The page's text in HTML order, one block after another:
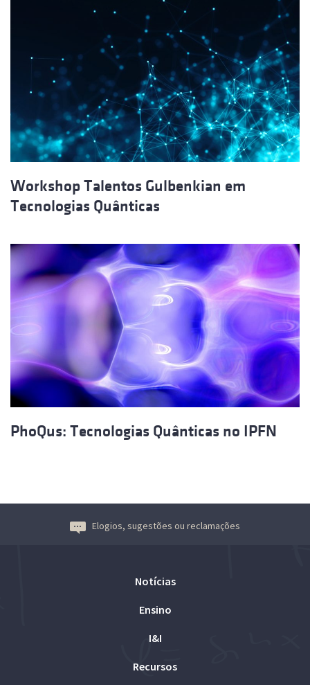
Workshop Talentos Gulbenkian em
Tecnologias Quânticas
PhoQus: Tecnologias Quânticas no IPFN
Elogios, sugestões ou reclamações
Notícias
Ensino
I&I
Recursos